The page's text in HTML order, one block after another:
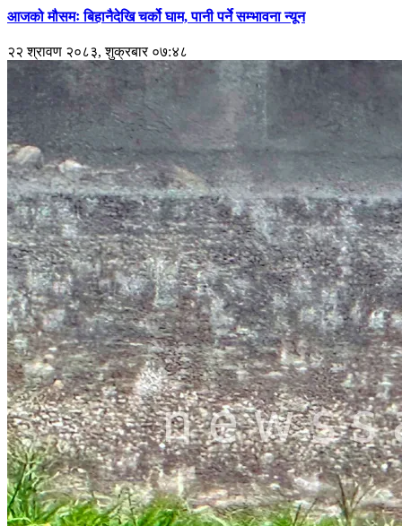
आजको मौसमः बिहानैदेखि चर्को घाम, पानी पर्ने सम्भावना न्यून
२२ श्रावण २०८३, शुक्रबार ०७:४८